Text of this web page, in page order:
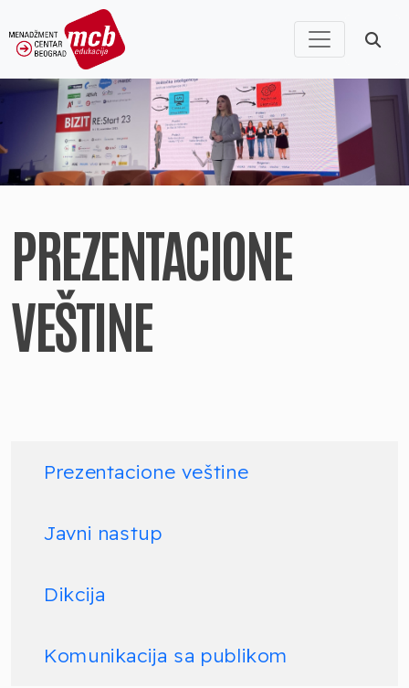
PREZENTACIONE
VEŠTINE
Prezentacione veštine
Javni nastup
Dikcija
Komunikacija sa publikom